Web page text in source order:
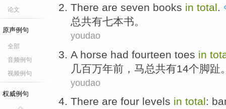
论文
原声例句
全部
音频例句
视频例句
权威例句
There are seven books in total.
总共有七本书。
youdao
A horse had fourteen toes in
几百万年前 ，马总共有14个脚趾
youdao
There are four levels in total: